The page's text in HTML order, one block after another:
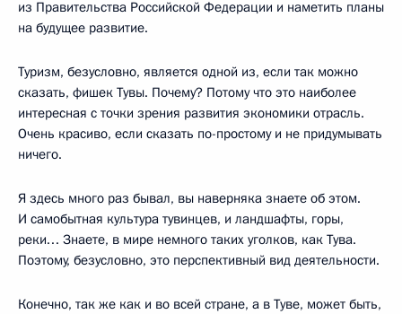
из Правительства Российской Федерации и наметить планы
на будущее развитие.
Туризм, безусловно, является одной из, если так можно
сказать, фишек Тувы. Почему? Потому что это наиболее
интересная с точки зрения развития экономики отрасль.
Очень красиво, если сказать по-простому и не придумывать
ничего.
Я здесь много раз бывал, вы наверняка знаете об этом.
И самобытная культура тувинцев, и ландшафты, горы,
реки… Знаете, в мире немного таких уголков, как Тува.
Поэтому, безусловно, это перспективный вид деятельности.
Конечно, так же как и во всей стране, а в Туве, может быть,